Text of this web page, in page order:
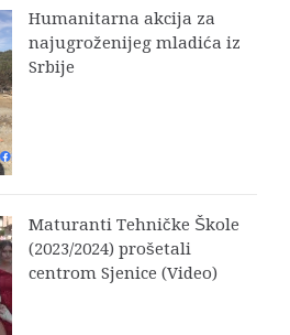
Humanitarna akcija za
najugroženijeg mladića iz
Srbije
Maturanti Tehničke Škole
(2023/2024) prošetali
centrom Sjenice (Video)